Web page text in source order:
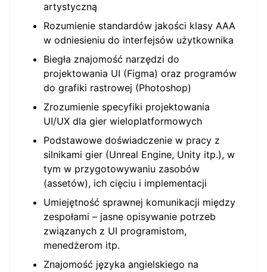
artystyczną
Rozumienie standardów jakości klasy AAA
w odniesieniu do interfejsów użytkownika
Biegła znajomość narzędzi do
projektowania UI (Figma) oraz programów
do grafiki rastrowej (Photoshop)
Zrozumienie specyfiki projektowania
UI/UX dla gier wieloplatformowych
Podstawowe doświadczenie w pracy z
silnikami gier (Unreal Engine, Unity itp.), w
tym w przygotowywaniu zasobów
(assetów), ich cięciu i implementacji
Umiejętność sprawnej komunikacji między
zespołami – jasne opisywanie potrzeb
związanych z UI programistom,
menedżerom itp.
Znajomość języka angielskiego na